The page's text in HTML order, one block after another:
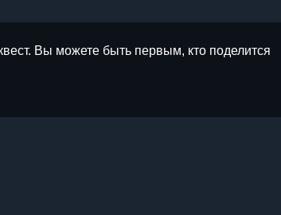
Вы можете быть первым, кто поделится